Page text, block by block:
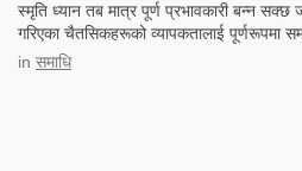
स्मृति ध्यान तब मात्र पूर्ण प्रभावकारी बन्न सक्छ
गरिएका चैतसिकहरूको व्यापकतालाई पूर्णरूपमा
in समाधि